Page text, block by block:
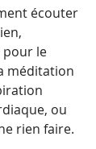
écouter
pour le
méditation
ou
rien faire.